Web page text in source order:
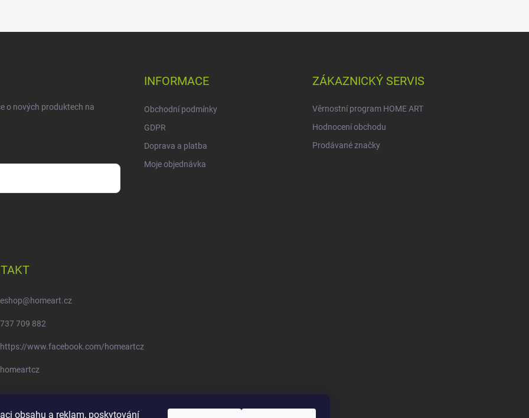
obsahu a reklam, poskytování
o nových produktech na
INFORMACE
Obchodní podmínky
GDPR
Doprava a platba
Moje objednávka
ZÁKAZNICKÝ SERVIS
Věrnostní program HOME ART
Hodnocení obchodu
Prodávané značky
eshop@homeart.cz
737 709 882
https://www.facebook.com/homeartcz
homeartcz